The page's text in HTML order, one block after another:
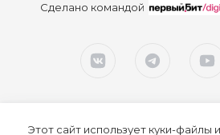
Сделано командой
Этот сайт использует куки-файлы